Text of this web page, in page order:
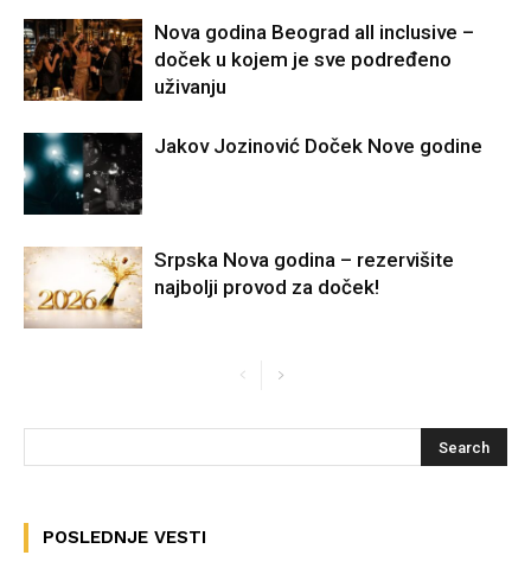
Nova godina Beograd all inclusive –
doček u kojem je sve podređeno
uživanju
Jakov Jozinović Doček Nove godine
Srpska Nova godina – rezervišite
najbolji provod za doček!
POSLEDNJE VESTI